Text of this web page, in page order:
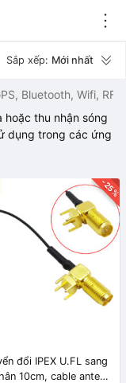
Bluetooth, Wifi, RFID
thu nhận sóng
dụng trong các ứng
Sắp xếp: Mới nhất
-25%
đổi IPEX U.FL sang
10cm, cable anten